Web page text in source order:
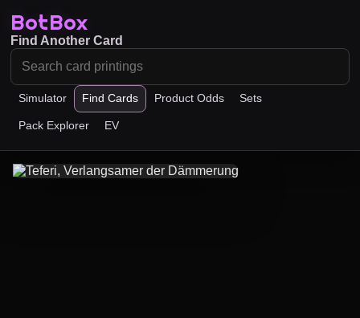
BotBox
Simulator Find Cards Product Odds Sets
Pack Explorer EV
Find Another Card